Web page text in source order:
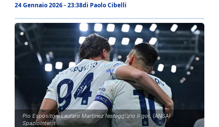
24 Gennaio 2026 - 23:38di Paolo Cibelli
Pio Esposito e Lautaro Martinez festeggiano il gol. (ANSA)
SpazioInter.it